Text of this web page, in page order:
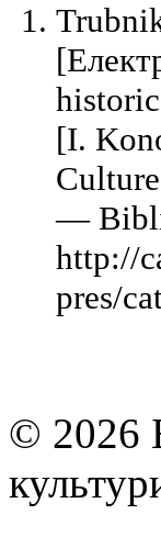
[I.
—
http://
pres/
© 2026